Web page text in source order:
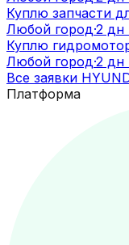
Куплю запчасти
Любой город·2 дн
Куплю
Любой город·2 дн
Все заявки
Платформа